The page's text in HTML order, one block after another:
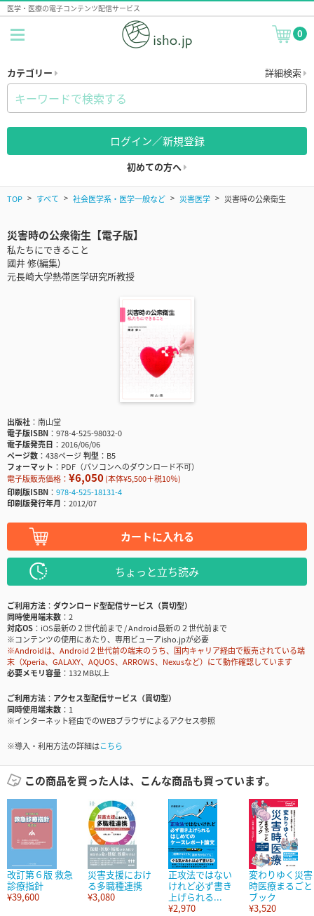
医学・医療の電子コンテンツ配信サービス
0
カテゴリー 詳細検索
ログイン／新規登録
初めての方へ
TOP すべて 社会医学系・医学一般など 災害医学 災害時の公衆衛生
災害時の公衆衛生【電子版】
私たちにできること
國井 修(編集)
元長崎大学熱帯医学研究所教授
出版社
南山堂
電子版ISBN
978-4-525-98032-0
電子版発売日
2016/06/06
ページ数
438ページ判型
B5
フォーマット
PDF（パソコンへのダウンロード不可）
電子版販売価格： ¥6,050(本体¥5,500＋税10％)
印刷版ISBN
978-4-525-18131-4
印刷版発行年月
2012/07
カートに入れる
ちょっと立ち読み
ご利用方法
ダウンロード型配信サービス（買切型）
同時使用端末数
2
対応OS
iOS最新の２世代前まで / Android最新の２世代前まで
※コンテンツの使用にあたり、専用ビューアisho.jpが必要
※Androidは、Android２世代前の端末のうち、国内キャリア経由で販売されている端
末（Xperia、GALAXY、AQUOS、ARROWS、Nexusなど）にて動作確認しています
必要メモリ容量
132 MB以上
ご利用方法
アクセス型配信サービス（買切型）
同時使用端末数
1
※インターネット経由でのWEBブラウザによるアクセス参照
※導入・利用方法の詳細はこちら
この商品を買った人は、こんな商品も買っています。
改訂第６版 救急
診療指針
¥39,600
災害支援におけ
る多職種連携
¥3,080
正攻法ではない
けれど必ず書き
上げられる...
¥2,970
変わりゆく災害
時医療まるごと
ブック
¥3,520